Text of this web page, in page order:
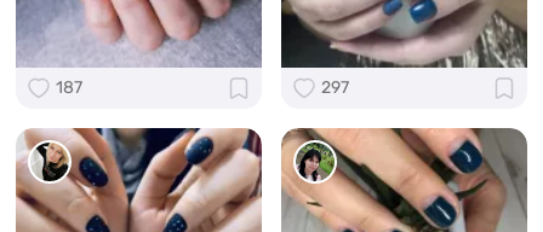
187 297